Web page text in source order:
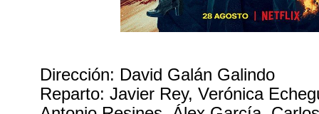
Dirección: David Galán Galindo
Reparto: Javier Rey, Verónica